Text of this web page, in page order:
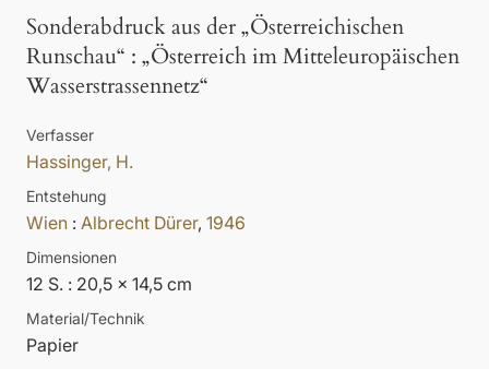
Sonderabdruck aus der „Österreichischen
Runschau“ : „Österreich im Mitteleuropäischen
Wasserstrassennetz“
Verfasser
Hassinger, H.
Entstehung
Wien : Albrecht Dürer, 1946
Dimensionen
12 S. : 20,5 x 14,5 cm
Material/Technik
Papier